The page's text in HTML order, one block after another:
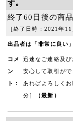
す｡
終了60日後の商
［終了日時：2021年
出品者は「非常に良い
コメ
ン
ト：
迅速なご連絡及
安心して取引が
あればよろしく
分］ （最新）